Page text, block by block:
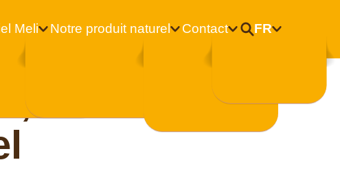
Meli Notre produit naturel Contact FR
et couque au miel
céleri et